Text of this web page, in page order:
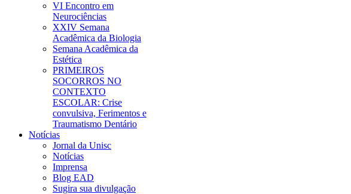
VI Encontro em
Neurociências
XXIV Semana
Acadêmica da Biologia
Semana Acadêmica da
Estética
PRIMEIROS
SOCORROS NO
CONTEXTO
ESCOLAR: Crise
convulsiva, Ferimentos e
Traumatismo Dentário
Notícias
Jornal da Unisc
Notícias
Imprensa
Blog EAD
Sugira sua divulgação